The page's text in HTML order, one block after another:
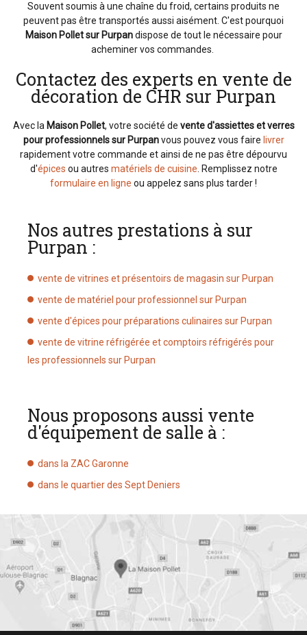
Souvent soumis à une chaîne du froid, certains produits ne
peuvent pas être transportés aussi aisément. C'est pourquoi
Maison Pollet sur Purpandispose de tout le nécessaire pour
acheminer vos commandes.
Contactez des experts en vente de
décoration de CHR sur Purpan
Avec la Maison Pollet, votre société de vente d'assiettes et verres
pour professionnels sur Purpanvous pouvez vous faire livrer
rapidement votre commande et ainsi de ne pas être dépourvu
d'épices ou autres matériels de cuisine . Remplissez notre
formulaire en ligne ou appelez sans plus tarder !
Nos autres prestations à sur
Purpan :
vente de vitrines et présentoirs de magasin sur Purpan
vente de matériel pour professionnel sur Purpan
vente d'épices pour préparations culinaires sur Purpan
vente de vitrine réfrigérée et comptoirs réfrigérés pour
les professionnels sur Purpan
Nous proposons aussi vente
d'équipement de salle à :
dans la ZAC Garonne
dans le quartier des Sept Deniers